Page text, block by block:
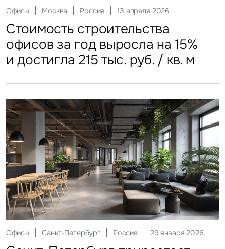
Офисы Москва Россия 13 апреля 2026
Стоимость строительства
офисов за год выросла на 15%
и достигла 215 тыс. руб. / кв. м
Офисы Санкт-Петербург Россия 29 января 2026
Склады Москва Россия 12 мая 2026
Стоимость строительства
складских объектов практически
остановила рост
Склады Москва Россия 17 марта 2026
Москва приросла
Ритейл Москва Россия 20 июля 2026
Более трети россиян
еженедельно покупают готовую
еду
Ритейл Москва Россия 08 июня 2026
Гостиницы Москва Россия 27 июля 2026
Столичные отели стали
доступнее
Инвестиции Москва Россия 29 мая 2026
ЗПИФы недвижимости
замедлили темп
Инвестиции Санкт-Петербург Россия
23 апреля 2026